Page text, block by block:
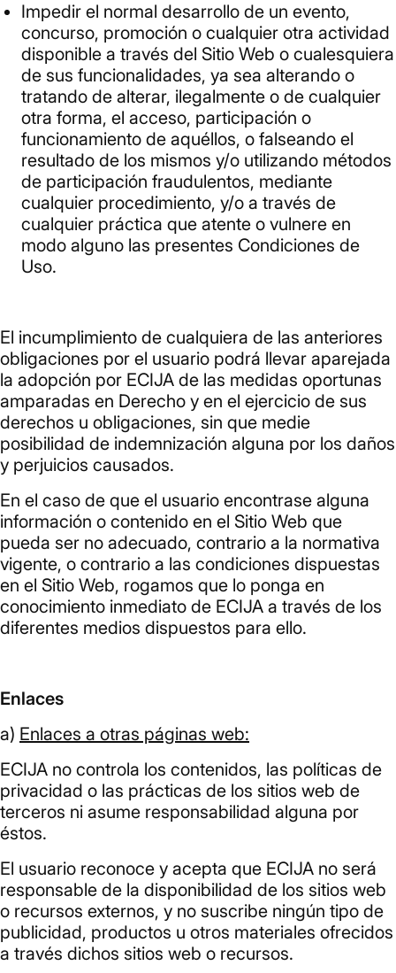
Impedir el normal desarrollo de un evento,
concurso, promoción o cualquier otra actividad
disponible a través del Sitio Web o cualesquiera
de sus funcionalidades, ya sea alterando o
tratando de alterar, ilegalmente o de cualquier
otra forma, el acceso, participación o
funcionamiento de aquéllos, o falseando el
resultado de los mismos y/o utilizando métodos
de participación fraudulentos, mediante
cualquier procedimiento, y/o a través de
cualquier práctica que atente o vulnere en
modo alguno las presentes Condiciones de
Uso.
El incumplimiento de cualquiera de las anteriores
obligaciones por el usuario podrá llevar aparejada
la adopción por ECIJA de las medidas oportunas
amparadas en Derecho y en el ejercicio de sus
derechos u obligaciones, sin que medie
posibilidad de indemnización alguna por los daños
y perjuicios causados.
En el caso de que el usuario encontrase alguna
información o contenido en el Sitio Web que
pueda ser no adecuado, contrario a la normativa
vigente, o contrario a las condiciones dispuestas
en el Sitio Web, rogamos que lo ponga en
conocimiento inmediato de ECIJA a través de los
diferentes medios dispuestos para ello.
Enlaces
a) Enlaces a otras páginas web:
ECIJA no controla los contenidos, las políticas de
privacidad o las prácticas de los sitios web de
terceros ni asume responsabilidad alguna por
éstos.
El usuario reconoce y acepta que ECIJA no será
responsable de la disponibilidad de los sitios web
o recursos externos, y no suscribe ningún tipo de
publicidad, productos u otros materiales ofrecidos
a través dichos sitios web o recursos.